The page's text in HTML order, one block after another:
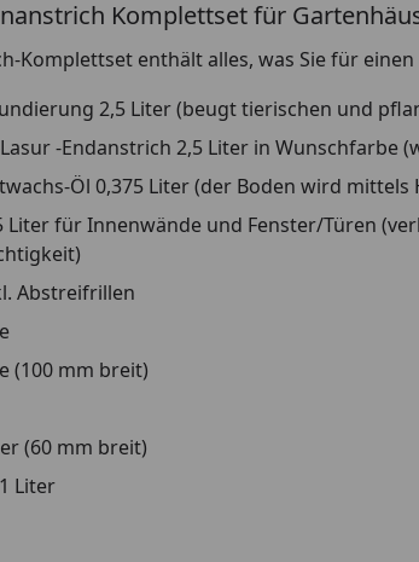
Komplettset für
Komplettset enthält alles, was Sie für
2,5 Liter (beugt tierischen und
-Endanstrich 2,5 Liter in
Öl 0,375 Liter (der Boden wird
Liter für Innenwände und Fenster/Türen
Abstreifrillen
(100 mm breit)
(60 mm breit)
Liter